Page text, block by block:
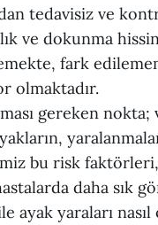
tedavisiz ve
ve dokunma
fark
olmaktadır.
gereken nokta;
bu risk
daha sık
ayak yaraları nasıl